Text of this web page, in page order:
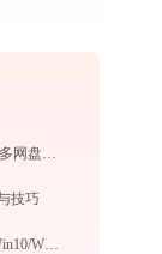
迅雷影音使用完全指南：AI海报墙、多网盘直放、跨端同步，不止于播放器
技巧
HP LaserJet 1020 Plus驱动下载(官方Win10/Win11)